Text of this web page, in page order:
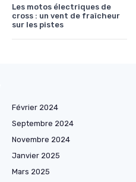
Les motos électriques de
cross : un vent de fraîcheur
sur les pistes
Février 2024
Septembre 2024
Novembre 2024
Janvier 2025
Mars 2025